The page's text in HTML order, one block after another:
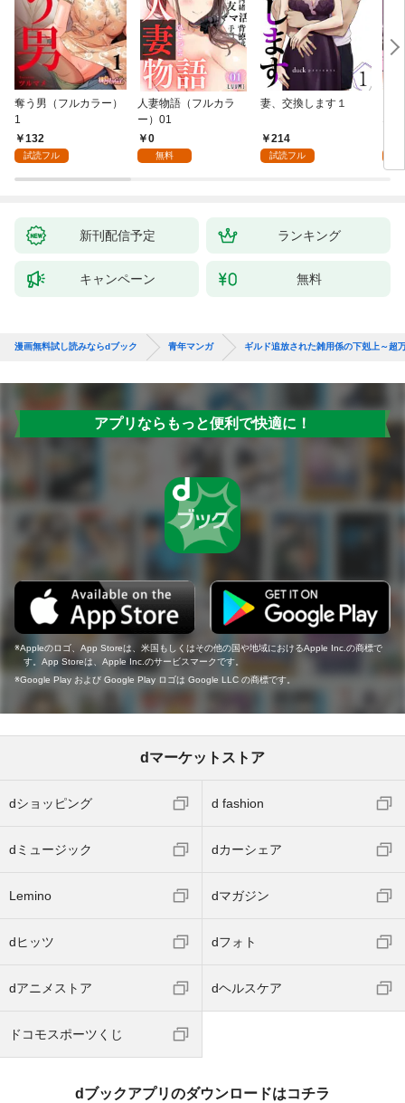
奪う男（フルカラー）
1
132
試読フル
人妻物語（フルカラ
ー）01
0
無料
妻、交換します１
214
試読フル
な
新刊配信予定 ランキング
キャンペーン 無料
漫画無料試し読みならdブック 青年マンガ ギルド追放された雑用係の下剋上～超
アプリならもっと便利で快適に！
Appleのロゴ、App Storeは、米国もしくはその他の国や地域におけるApple Inc.の商標で
す。App Storeは、Apple Inc.のサービスマークです。
Google Play および Google Play ロゴは Google LLC の商標です。
dマーケットストア
dショッピング d fashion
dミュージック dカーシェア
Lemino dマガジン
dヒッツ dフォト
dアニメストア dヘルスケア
ドコモスポーツくじ
dブックアプリのダウンロードはコチラ